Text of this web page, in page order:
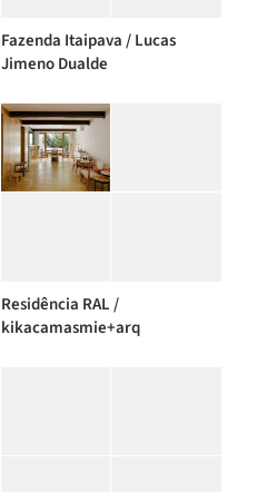
Fazenda Itaipava / Lucas
Jimeno Dualde
Residência RAL /
kikacamasmie+arq